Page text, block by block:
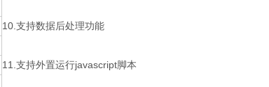
10.支持数据后处理功能
11.支持外置运行javascript脚本